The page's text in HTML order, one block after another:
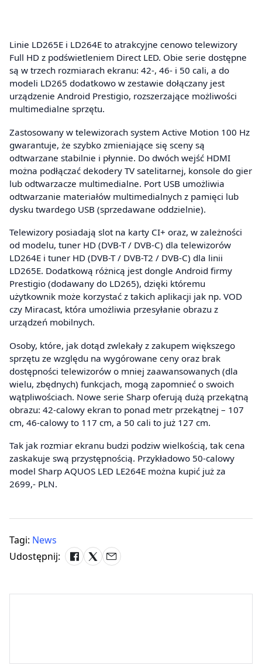
Linie LD265E i LD264E to atrakcyjne cenowo telewizory
Full HD z podświetleniem Direct LED. Obie serie dostępne
są w trzech rozmiarach ekranu: 42-, 46- i 50 cali, a do
modeli LD265 dodatkowo w zestawie dołączany jest
urządzenie Android Prestigio, rozszerzające możliwości
multimedialne sprzętu.
Zastosowany w telewizorach system Active Motion 100 Hz
gwarantuje, że szybko zmieniające się sceny są
odtwarzane stabilnie i płynnie. Do dwóch wejść HDMI
można podłączać dekodery TV satelitarnej, konsole do gier
lub odtwarzacze multimedialne. Port USB umożliwia
odtwarzanie materiałów multimedialnych z pamięci lub
dysku twardego USB (sprzedawane oddzielnie).
Telewizory posiadają slot na karty CI+ oraz, w zależności
od modelu, tuner HD (DVB-T / DVB-C) dla telewizorów
LD264E i tuner HD (DVB-T / DVB-T2 / DVB-C) dla linii
LD265E. Dodatkową różnicą jest dongle Android firmy
Prestigio (dodawany do LD265), dzięki któremu
użytkownik może korzystać z takich aplikacji jak np. VOD
czy Miracast, która umożliwia przesyłanie obrazu z
urządzeń mobilnych.
Osoby, które, jak dotąd zwlekały z zakupem większego
sprzętu ze względu na wygórowane ceny oraz brak
dostępności telewizorów o mniej zaawansowanych (dla
wielu, zbędnych) funkcjach, mogą zapomnieć o swoich
wątpliwościach. Nowe serie Sharp oferują dużą przekątną
obrazu: 42-calowy ekran to ponad metr przekątnej – 107
cm, 46-calowy to 117 cm, a 50 cali to już 127 cm.
Tak jak rozmiar ekranu budzi podziw wielkością, tak cena
zaskakuje swą przystępnością. Przykładowo 50-calowy
model Sharp AQUOS LED LE264E można kupić już za
2699,- PLN.
Tagi: News
Udostępnij: